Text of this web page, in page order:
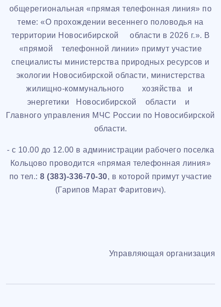
общерегиональная «прямая телефонная линия» по
теме: «О прохождении весеннего половодья на
территории Новосибирской области в 2026 г.». В
«прямой телефонной линии» примут участие
специалисты министерства природных ресурсов и
экологии Новосибирской области, министерства
жилищно-­коммунального хозяйства и
энергетики Новосибирской области и
Главного управления МЧС России по Новосибирской
области.
- с 10.00 до 12.00 в администрации рабочего поселка
Кольцово проводится «прямая телефонная линия»
по тел.: 8 (383)-336-70-30, в которой примут участие
(Гарипов Марат Фаритович).
Управляющая организация